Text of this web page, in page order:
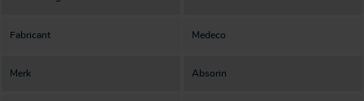
Fabricant Medeco
Merk Absorin